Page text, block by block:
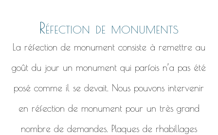
Réfection de monuments
La réfection de monument consiste à remettre au
goût du jour un monument qui parfois n’a pas été
posé comme il se devait. Nous pouvons intervenir
en réfection de monument pour un très grand
nombre de demandes. Plaques de rhabillages